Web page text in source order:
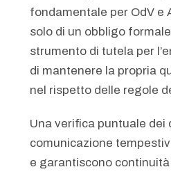
fondamentale per OdV e
solo di un obbligo
strumento di tutela per
di mantenere la propria
nel rispetto delle regole
Una verifica puntuale dei
comunicazione
e garantiscono continuità